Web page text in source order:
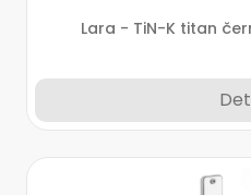
Lara - TiN-K titan